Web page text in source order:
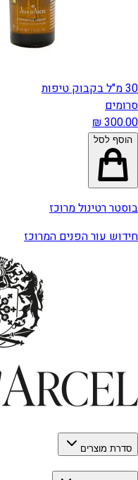
30 מ"ל בקבוק טיפות
סרומים
הוסף לסל
בוסטר רטינול מרוכז
חידוש עור הפנים המרוכז
סדרת מוצרים